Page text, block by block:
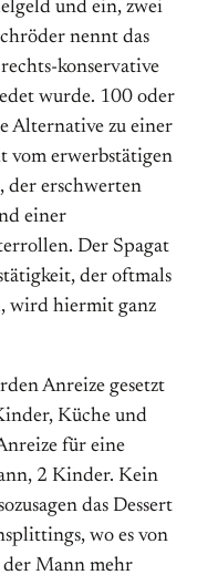
und ein, zwei
nennt das
konservative
wurde. 100 oder
Alternative zu einer
vom erwerbstätigen
der erschwerten
einer
Der Spagat
der oftmals
wird hiermit ganz
Anreize gesetzt
Küche und
für eine
2 Kinder. Kein
das Dessert
wo es von
Mann mehr